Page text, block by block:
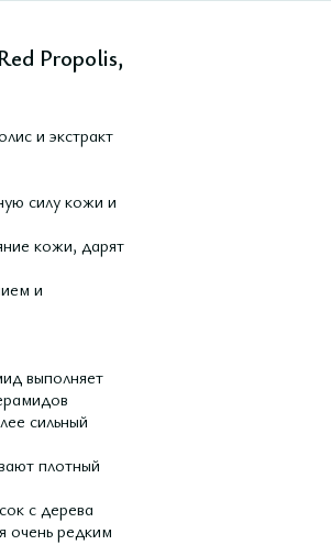
Propolis,
и экстракт
силу кожи и
кожи, дарят
и
выполняет
сильный
плотный
с дерева
очень редким